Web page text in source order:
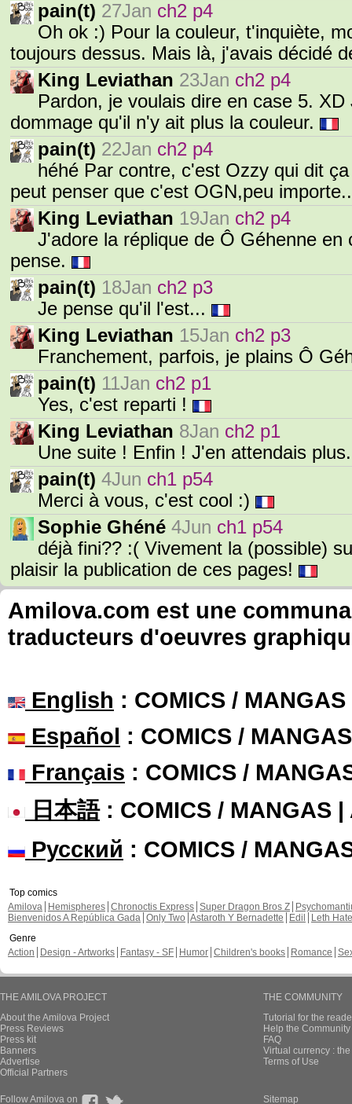
pain(t) 27Jan ch2 p4
Oh ok :) Pour la couleur, t'inquiète,
toujours dessus. Mais là, j'avais décidé
King Leviathan 23Jan ch2 p4
Pardon, je voulais dire en case 5.
dommage qu'il n'y ait plus la couleur.
pain(t) 22Jan ch2 p4
héhé Par contre, c'est Ozzy qui dit
peut penser que c'est OGN,peu
King Leviathan 19Jan ch2 p4
J'adore la réplique de Ô Géhenne
pense.
pain(t) 18Jan ch2 p3
Je pense qu'il l'est...
King Leviathan 15Jan ch2 p3
Franchement, parfois, je plains Ô
pain(t) 11Jan ch2 p1
Yes, c'est reparti !
King Leviathan 8Jan ch2 p1
Une suite ! Enfin ! J'en attendais
pain(t) 4Jun ch1 p54
Merci à vous, c'est cool :)
Sophie Ghéné 4Jun ch1 p54
déjà fini?? :( Vivement la (possible)
plaisir la publication de ces pages!
Amilova.com est une
traducteurs d'oeuvres
English : COMICS /
Español : COMICS /
Français : COMICS /
日本語: COMICS / MANGAS |
Русский : COMICS /
Top comics
Amilova
Hemispheres Chronoctis Express Super Dragon Bros Z
Bienvenidos A República Gada Only Two Astaroth Y Bernadette Edil
Leth Hate
Genre
Action
Design - Artworks Fantasy - SF Humor Children's books Romance
THE AMILOVA PROJECT
About the Amilova Project
Press Reviews
Press kit
Banners
Advertise
Official Partners
THE COMMUNITY
Tutorial for the
Help the
FAQ
Virtual currency :
Terms of Use
Follow Amilova on Sitemap